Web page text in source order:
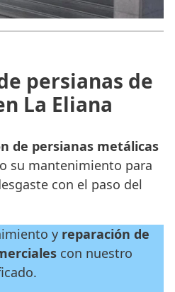
persianas de
La Eliana
de persianas metálicas
su mantenimiento para
con el paso del
y reparación de
con nuestro